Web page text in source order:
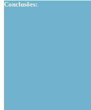
Conclusões: